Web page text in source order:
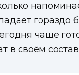
гораздо
чаще
в своём